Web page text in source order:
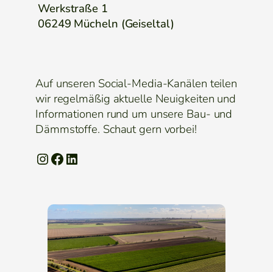
Werkstraße 1
06249 Mücheln (Geiseltal)
Auf unseren Social-Media-Kanälen teilen
wir regelmäßig aktuelle Neuigkeiten und
Informationen rund um unsere Bau- und
Dämmstoffe. Schaut gern vorbei!
Instagram Facebook LinkedIn